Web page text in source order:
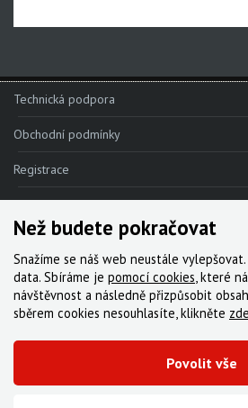
Technická podpora
Obchodní podmínky
Registrace
Reklamace
Kde nakoupit
Kontakt
Servis
Ke stažení
© 2000-2026 Všechna práva vyhrazena,Cyklo
Než budete pokračovat
Snažíme se náš web neustále
data. Sbíráme je pomocí cookies, které
návštěvnost a následně přizpůsobit
sběrem cookies nesouhlasíte, klikněte zde
Povolit vše